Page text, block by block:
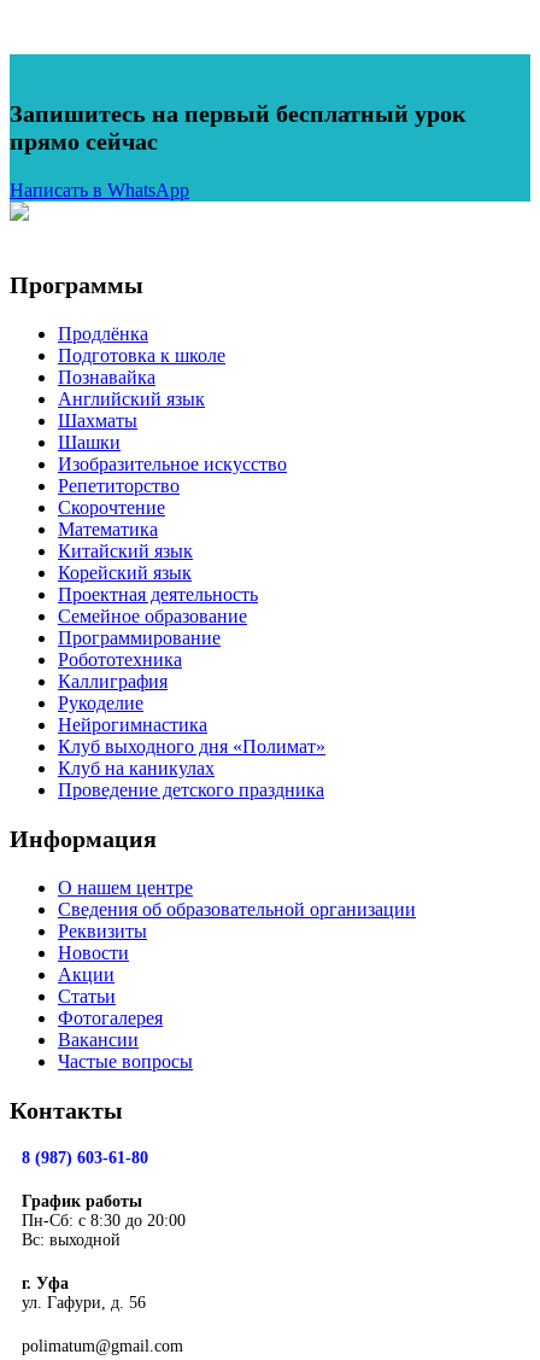
Запишитесь на первый бесплатный урок
прямо сейчас
Написать в WhatsApp
Программы
Продлёнка
Подготовка к школе
Познавайка
Английский язык
Шахматы
Шашки
Изобразительное искусство
Репетиторство
Скорочтение
Математика
Китайский язык
Корейский язык
Проектная деятельность
Семейное образование
Программирование
Робототехника
Каллиграфия
Рукоделие
Нейрогимнастика
Клуб выходного дня «Полимат»
Клуб на каникулах
Проведение детского праздника
Информация
О нашем центре
Сведения об образовательной организации
Реквизиты
Новости
Акции
Статьи
Фотогалерея
Вакансии
Частые вопросы
Контакты
8 (987) 603-61-80
График работы
Пн-Сб: с 8:30 до 20:00
Вс: выходной
г. Уфа
ул. Гафури, д. 56
polimatum@gmail.com